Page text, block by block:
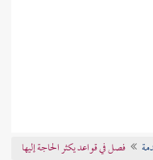
فصل في قواعد يكثر الحاجة إليها